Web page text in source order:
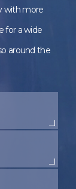
with more
for a wide
around the